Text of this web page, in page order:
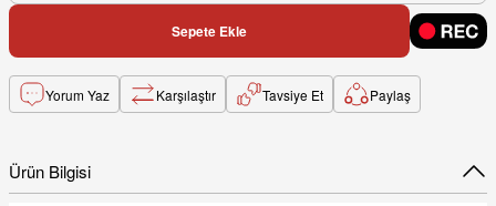
Sepete Ekle
Yorum Yaz Karşılaştır Tavsiye Et Paylaş
Ürün Bilgisi